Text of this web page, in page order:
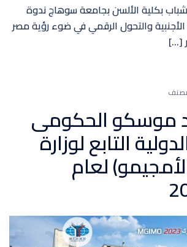
بكلية الألسن بجامعة سوهاج ندوة
والتحول الرقمي في ضوء رؤية مصر
موسكو الحكومى
التابع لوزارة
لعام